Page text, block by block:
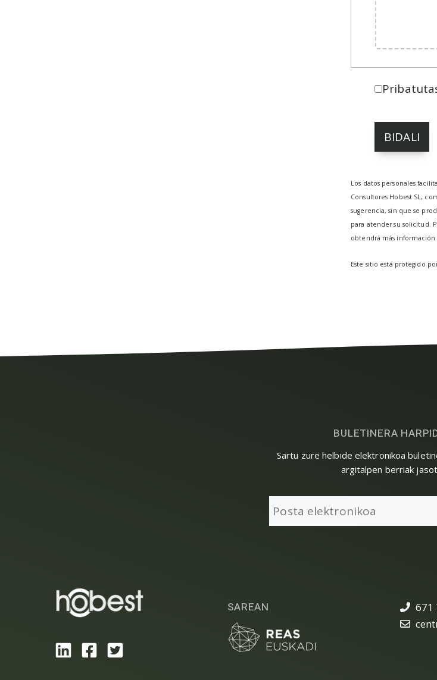
Los datos personales
Consultores Hobest SL,
sugerencia, sin que se
para atender su solicitud.
obtendrá más
Este sitio está protegido
BULETINERA
Sartu zure helbide elektronikoa
argitalpen berriak
SAREAN
671